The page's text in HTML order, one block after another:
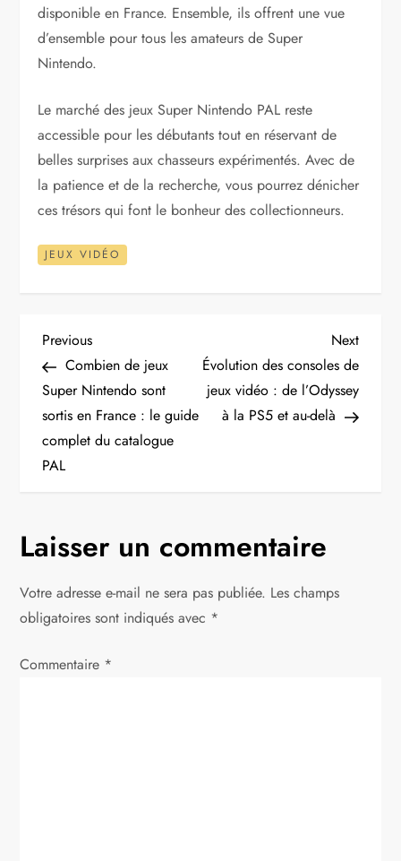
disponible en France. Ensemble, ils offrent une vue
d’ensemble pour tous les amateurs de Super
Nintendo.
Le marché des jeux Super Nintendo PAL reste
accessible pour les débutants tout en réservant de
belles surprises aux chasseurs expérimentés. Avec de
la patience et de la recherche, vous pourrez dénicher
ces trésors qui font le bonheur des collectionneurs.
JEUX VIDÉO
N
a
v
i
a
t
Previous
Post
Previous
Combien de jeux
Super Nintendo sont
sortis en France : le guide
complet du catalogue
PAL
Next
Post
Next
Évolution des consoles de
jeux vidéo : de l’Odyssey
à la PS5 et au-delà
Laisser un commentaire
Votre adresse e-mail ne sera pas publiée. Les champs
obligatoires sont indiqués avec *
Commentaire *